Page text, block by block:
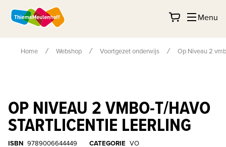
Menu
Home Webshop Voortgezet onderwijs Op Niveau 2
OP NIVEAU 2 VMBO-T/HAVO
STARTLICENTIE LEERLING
ISBN 9789006644449 CATEGORIE VO